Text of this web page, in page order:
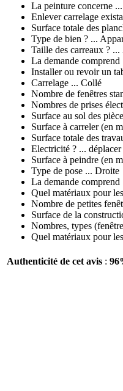
La peinture concerne
Enlever carrelage
Surface totale des
Type de bien ? ...
Taille des carreaux ? ...
La demande
Installer ou revoir un
Carrelage ... Collé
Nombre de fenêtres
Nombres de prises
Surface au sol des
Surface à carreler (en
Surface totale des
Electricité ? ...
Surface à peindre (en
Type de pose ... Droite
La demande
Quel matériaux pour
Nombre de petites
Surface de la
Nombres, types
Quel matériaux pour
Authenticité de cet avis :